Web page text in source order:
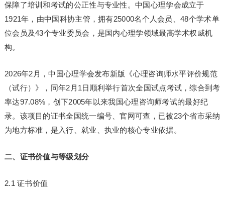
保障了培训和考试的公正性与专业性。中国心理学会成立于
1921年，由中国科协主管，拥有25000名个人会员、48个学术单
位会员及43个专业委员会，是国内心理学领域最高学术权威机
构。
2026年2月，中国心理学会发布新版《心理咨询师水平评价规范
（试行）》，同年2月1日顺利举行首次全国试点考试，综合到考
率达97.08%，创下2005年以来我国心理咨询师考试的最好纪
录。该项目的证书全国统一编号、官网可查，已被23个省市采纳
为地方标准，是入行、就业、执业的核心专业依据。
二、证书价值与等级划分
2.1 证书价值